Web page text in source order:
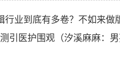
行业到底有多卷？不如来做